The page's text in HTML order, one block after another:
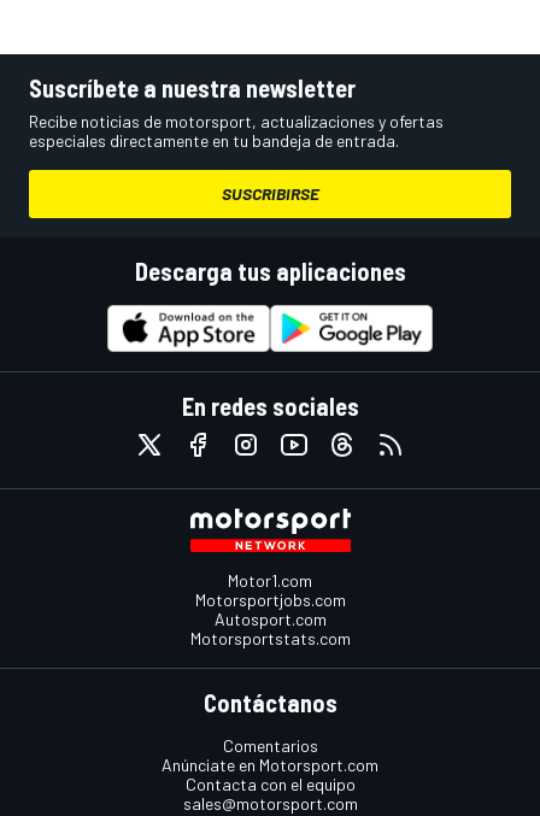
Suscríbete a nuestra newsletter
Recibe noticias de motorsport, actualizaciones y ofertas
especiales directamente en tu bandeja de entrada.
SUSCRIBIRSE
Descarga tus aplicaciones
En redes sociales
Motor1.com
Motorsportjobs.com
Autosport.com
Motorsportstats.com
Contáctanos
Comentarios
Anúnciate en Motorsport.com
Contacta con el equipo
sales@motorsport.com